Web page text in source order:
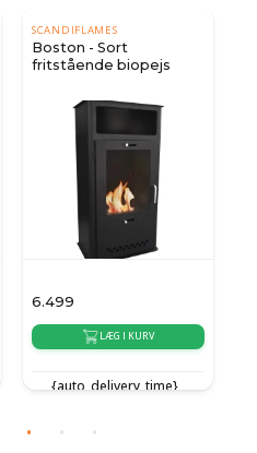
SCANDIFLAMES
Boston - Sort
fritstående biopejs
6.499
LÆG I KURV
{auto_delivery_time}